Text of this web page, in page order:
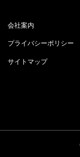
会社案内
プライバシーポリシー
サイトマップ